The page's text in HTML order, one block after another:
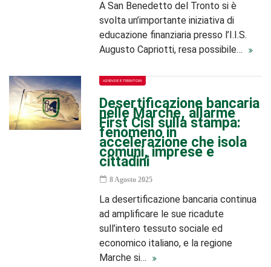
A San Benedetto del Tronto si è
svolta un’importante iniziativa di
educazione finanziaria presso l’I.I.S.
Augusto Capriotti, resa possibile…
AZIENDE E TERRITORI
Desertificazione bancaria
nelle Marche, allarme
First Cisl sulla stampa:
fenomeno in
accelerazione che isola
comuni, imprese e
cittadini
8 Agosto 2025
La desertificazione bancaria continua
ad amplificare le sue ricadute
sull’intero tessuto sociale ed
economico italiano, e la regione
Marche si…